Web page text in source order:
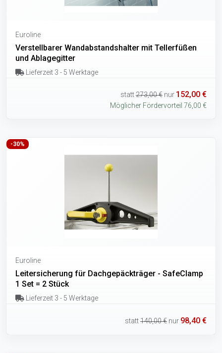
Euroline
Verstellbarer Wandabstandshalter mit Tellerfüßen
und Ablagegitter
Lieferzeit 3 - 5 Werktage
statt273,00 € nur 152,00 €
Möglicher Fördervorteil 76,00 €
-30%
Euroline
Leitersicherung für Dachgepäckträger - SafeClamp
1 Set = 2 Stück
Lieferzeit 3 - 5 Werktage
statt140,00 € nur 98,40 €